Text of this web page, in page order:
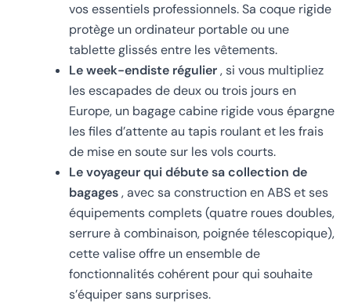
vos essentiels professionnels. Sa coque rigide
protège un ordinateur portable ou une
tablette glissés entre les vêtements.
Le week-endiste régulier, si vous multipliez
les escapades de deux ou trois jours en
Europe, un bagage cabine rigide vous épargne
les files d’attente au tapis roulant et les frais
de mise en soute sur les vols courts.
Le voyageur qui débute sa collection de
bagages, avec sa construction en ABS et ses
équipements complets (quatre roues doubles,
serrure à combinaison, poignée télescopique),
cette valise offre un ensemble de
fonctionnalités cohérent pour qui souhaite
s’équiper sans surprises.